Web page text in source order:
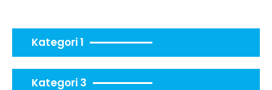
Kategori 1
Kategori 3